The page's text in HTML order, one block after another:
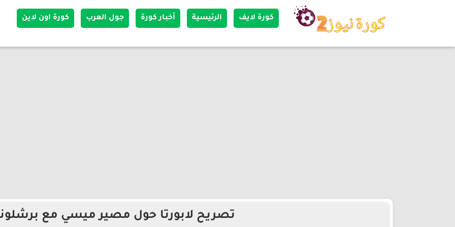
كورة لايف الرئيسية أخبار كورة جول العرب كورة اون لاين
تصريح لابورتا حول مصير ميسي مع